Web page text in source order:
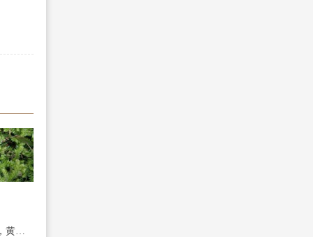
翠云草叶子蔫了怎么办，黄叶怎么办